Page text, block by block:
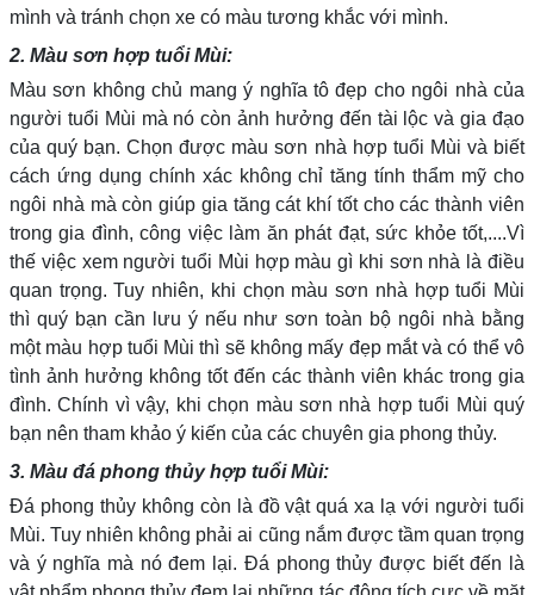
mình và tránh chọn xe có màu tương khắc với mình.
2. Màu sơn hợp tuổi Mùi:
Màu sơn không chủ mang ý nghĩa tô đẹp cho ngôi nhà của
người tuổi Mùi mà nó còn ảnh hưởng đến tài lộc và gia đạo
của quý bạn. Chọn được màu sơn nhà hợp tuổi Mùi và biết
cách ứng dụng chính xác không chỉ tăng tính thẩm mỹ cho
ngôi nhà mà còn giúp gia tăng cát khí tốt cho các thành viên
trong gia đình, công việc làm ăn phát đạt, sức khỏe tốt,....Vì
thế việc xem người tuổi Mùi hợp màu gì khi sơn nhà là điều
quan trọng. Tuy nhiên, khi chọn màu sơn nhà hợp tuổi Mùi
thì quý bạn cần lưu ý nếu như sơn toàn bộ ngôi nhà bằng
một màu hợp tuổi Mùi thì sẽ không mấy đẹp mắt và có thể vô
tình ảnh hưởng không tốt đến các thành viên khác trong gia
đình. Chính vì vậy, khi chọn màu sơn nhà hợp tuổi Mùi quý
bạn nên tham khảo ý kiến của các chuyên gia phong thủy.
3. Màu đá phong thủy hợp tuổi Mùi:
Đá phong thủy không còn là đồ vật quá xa lạ với người tuổi
Mùi. Tuy nhiên không phải ai cũng nắm được tầm quan trọng
và ý nghĩa mà nó đem lại. Đá phong thủy được biết đến là